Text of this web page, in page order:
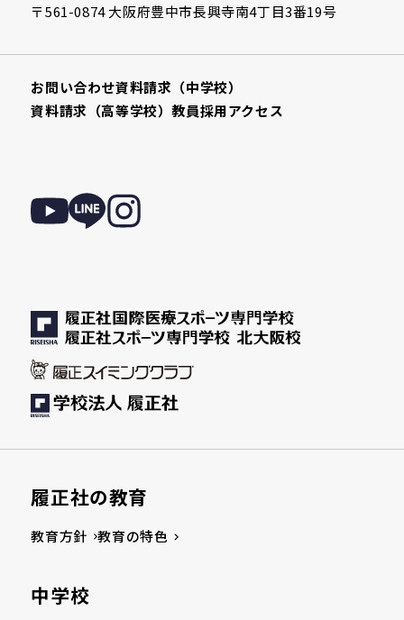
〒561-0874 大阪府豊中市長興寺南4丁目3番19号
お問い合わせ資料請求（中学校）
資料請求（高等学校）教員採用アクセス
履正社の教育
教育方針 教育の特色
中学校